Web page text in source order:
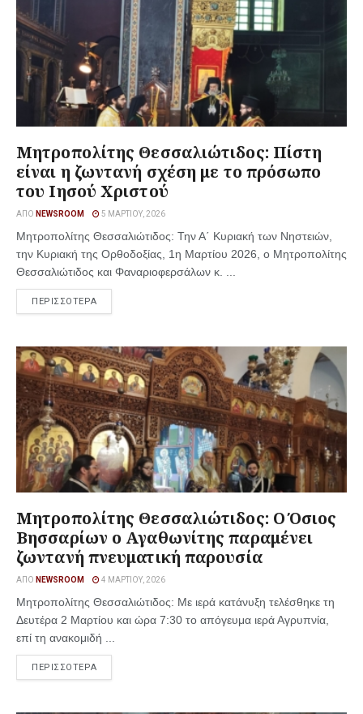
Μητροπολίτης Θεσσαλιώτιδος: Πίστη
είναι η ζωντανή σχέση με το πρόσωπο
του Ιησού Χριστού
ΑΠΌ NEWSROOM 5 ΜΑΡΤΊΟΥ, 2026
Μητροπολίτης Θεσσαλιώτιδος: Την Α΄ Κυριακή των Νηστειών,
την Κυριακή της Ορθοδοξίας, 1η Μαρτίου 2026, ο Μητροπολίτης
Θεσσαλιώτιδος και Φαναριοφερσάλων κ. ...
ΠΕΡΙΣΣΟΤΕΡΑ
Μητροπολίτης Θεσσαλιώτιδος: Ο Όσιος
Βησσαρίων ο Αγαθωνίτης παραμένει
ζωντανή πνευματική παρουσία
ΑΠΌ NEWSROOM 4 ΜΑΡΤΊΟΥ, 2026
Μητροπολίτης Θεσσαλιώτιδος: Με ιερά κατάνυξη τελέσθηκε τη
Δευτέρα 2 Μαρτίου και ώρα 7:30 το απόγευμα ιερά Αγρυπνία,
επί τη ανακομιδή ...
ΠΕΡΙΣΣΟΤΕΡΑ